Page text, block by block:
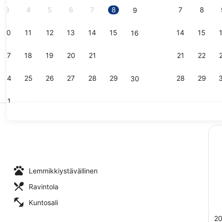
3 4 5 6 7 8 9
10 11 12 13 14 15 16
17 18 19 20 21
24 25 26 27 28 29 30
31
7 8
14 15
21 22
28 29
Classic-
Lemmikkiystävällinen
Ravintola
Kuntosali